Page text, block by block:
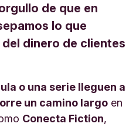
de que en
lo que
dinero de clientes
o una serie lleguen a
un camino largo en
Conecta Fiction,